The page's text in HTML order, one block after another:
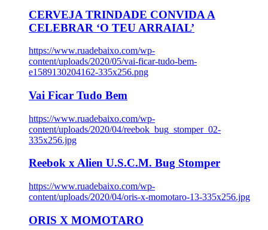
CERVEJA TRINDADE CONVIDA A
CELEBRAR ‘O TEU ARRAIAL’
https://www.ruadebaixo.com/wp-
content/uploads/2020/05/vai-ficar-tudo-bem-
e1589130204162-335x256.png
Vai Ficar Tudo Bem
https://www.ruadebaixo.com/wp-
content/uploads/2020/04/reebok_bug_stomper_02-
335x256.jpg
Reebok x Alien U.S.C.M. Bug Stomper
https://www.ruadebaixo.com/wp-
content/uploads/2020/04/oris-x-momotaro-13-335x256.jpg
ORIS X MOMOTARO